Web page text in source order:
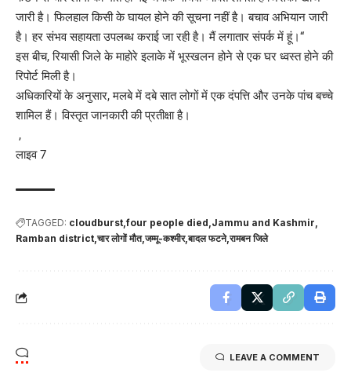
जारी है। फिलहाल किसी के घायल होने की सूचना नहीं है। बचाव अभियान जारी
है। हर संभव सहायता उपलब्ध कराई जा रही है। मैं लगातार संपर्क में हूं।“
इस बीच, रियासी जिले के माहोरे इलाके में भूस्खलन होने से एक घर ध्वस्त होने की
रिपोर्ट मिली है।
अधिकारियों के अनुसार, मलबे में दबे सात लोगों में एक दंपत्ति और उनके पांच बच्चे
शामिल हैं। विस्तृत जानकारी की प्रतीक्षा है।
,
लाइव 7
TAGGED: cloudburst four people died Jammu and Kashmir
Ramban district चार लोगों मौत जम्मू-कश्मीर बादल फटने रामबन जिले
LEAVE A COMMENT